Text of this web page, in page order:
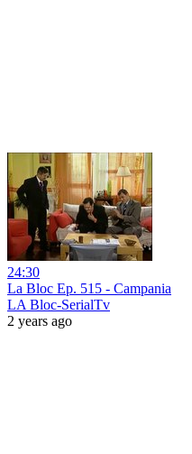
24:30
La Bloc Ep. 515 - Campania
LA Bloc-SerialTv
2 years ago